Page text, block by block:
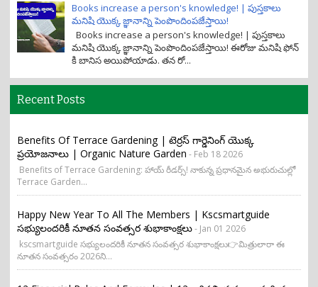
Books increase a person's knowledge! | పుస్తకాలు
మనిషి యొక్క జ్ఞానాన్ని పెంపొందింపజేస్తాయి!
Books increase a person's knowledge! | పుస్తకాలు
మనిషి యొక్క జ్ఞానాన్ని పెంపొందింపజేస్తాయి! ఈరోజు మనిషి ఫోన్
కి బానిస అయిపోయాడు. తన రో...
Recent Posts
Benefits Of Terrace Gardening | టెర్రస్ గార్డెనింగ్ యొక్క
ప్రయోజనాలు | Organic Nature Garden - Feb 18 2026
Benefits of Terrace Gardening: హాయ్ రీడర్స్! నాకున్న ప్రధానమైన అభురుచుల్లో
Terrace Garden...
Happy New Year To All The Members | Kscsmartguide
సభ్యులందరికీ నూతన సంవత్సర శుభాకాంక్షలు- Jan 01 2026
kscsmartguide సభ్యులందరికీ నూతన సంవత్సర శుభాకాంక్షలు👉మిత్రులారా ఈ
నూతన సంవత్సరం 2026ని...